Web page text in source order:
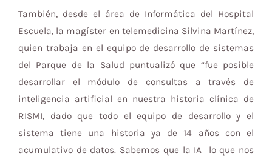
También, desde el área de Informática del Hospital
Escuela, la magíster en telemedicina Silvina Martínez,
quien trabaja en el equipo de desarrollo de sistemas
del Parque de la Salud puntualizó que “fue posible
desarrollar el módulo de consultas a través de
inteligencia artificial en nuestra historia clínica de
RISMI, dado que todo el equipo de desarrollo y el
sistema tiene una historia ya de 14 años con el
acumulativo de datos. Sabemos que la IA lo que nos